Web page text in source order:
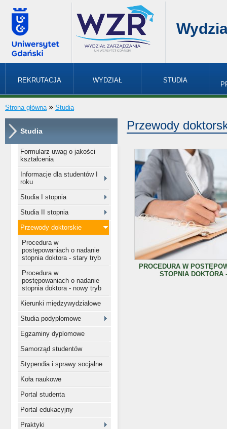
REKRUTACJA WYDZIAŁ STUDIA
Strona główna » Studia
Studia
Formularz uwag o jakości
kształcenia
Informacje dla studentów I
roku
Studia I stopnia
Studia II stopnia
Przewody doktorskie
Procedura w
postępowaniach o nadanie
stopnia doktora - stary tryb
Procedura w
postępowaniach o nadanie
stopnia doktora - nowy tryb
Kierunki międzywydziałowe
Studia podyplomowe
Egzaminy dyplomowe
Samorząd studentów
Stypendia i sprawy socjalne
Koła naukowe
Portal studenta
Portal edukacyjny
Praktyki
Przewody
PROCEDURA W
STOPNIA DOKTORA